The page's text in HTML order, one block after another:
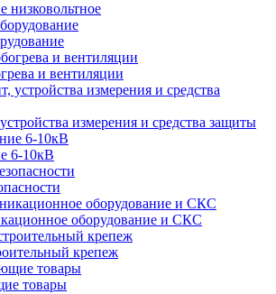
низковольтное
и вентиляции
измерения и средства защиты
6-10кВ
оборудование и СКС
крепеж
товары